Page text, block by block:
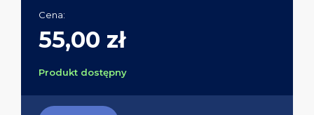
Cena:
55,00 zł
Produkt dostępny